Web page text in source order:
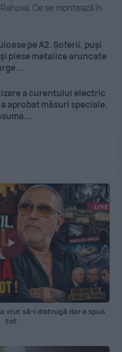
Ce se montează în
pe A2. Șoferii, puși
piese metalice aruncate
a curentului electric
aprobat măsuri speciale.
vrut să-l distrugă dar a spus
tot